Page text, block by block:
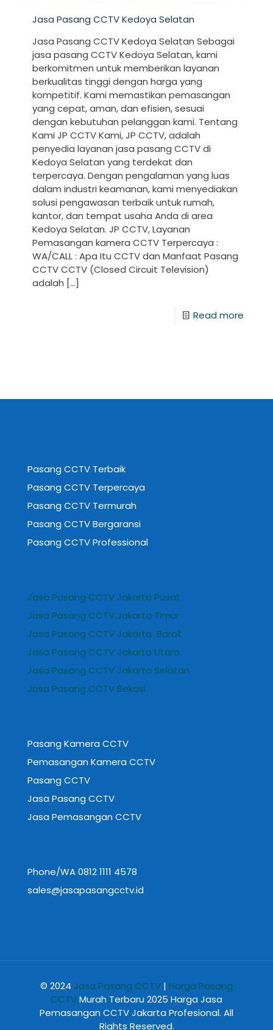
Jasa Pasang CCTV Kedoya Selatan
Jasa Pasang CCTV Kedoya Selatan Sebagai
jasa pasang CCTV Kedoya Selatan, kami
berkomitmen untuk memberikan layanan
berkualitas tinggi dengan harga yang
kompetitif. Kami memastikan pemasangan
yang cepat, aman, dan efisien, sesuai
dengan kebutuhan pelanggan kami. Tentang
Kami JP CCTV Kami, JP CCTV, adalah
penyedia layanan jasa pasang CCTV di
Kedoya Selatan yang terdekat dan
terpercaya. Dengan pengalaman yang luas
dalam industri keamanan, kami menyediakan
solusi pengawasan terbaik untuk rumah,
kantor, dan tempat usaha Anda di area
Kedoya Selatan. JP CCTV, Layanan
Pemasangan kamera CCTV Terpercaya :
WA/CALL : Apa Itu CCTV dan Manfaat Pasang
CCTV CCTV (Closed Circuit Television)
adalah […]
Read more
Pasang CCTV Terbaik
Pasang CCTV Terpercaya
Pasang CCTV Termurah
Pasang CCTV Bergaransi
Pasang CCTV Professional
Jasa Pasang CCTV Jakarta Pusat
Jasa Pasang CCTV Jakarta Timur
Jasa Pasang CCTV Jakarta Barat
Jasa Pasang CCTV Jakarta Utara
Jasa Pasang CCTV Jakarta Selatan
Jasa Pasang CCTV Bekasi
Pasang Kamera CCTV
Pemasangan Kamera CCTV
Pasang CCTV
Jasa Pasang CCTV
Jasa Pemasangan CCTV
Phone/WA 0812 1111 4578
sales@jasapasangcctv.id
© 2024 Jasa Pasang CCTV | Harga Pasang
CCTVMurah Terbaru 2025 Harga Jasa
Pemasangan CCTV Jakarta Profesional. All
Rights Reserved.